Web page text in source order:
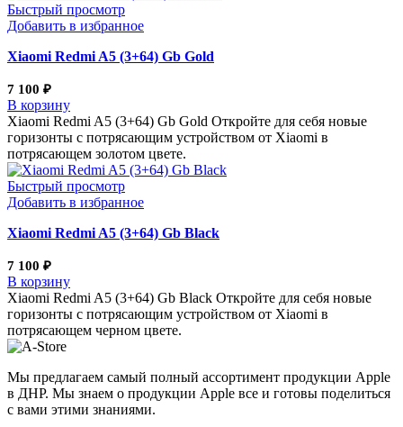
Быстрый просмотр
Добавить в избранное
Xiaomi Redmi A5 (3+64) Gb Gold
7 100 ₽
В корзину
Xiaomi Redmi A5 (3+64) Gb Gold Откройте для себя новые
горизонты с потрясающим устройством от Xiaomi в
потрясающем золотом цвете.
Быстрый просмотр
Добавить в избранное
Xiaomi Redmi A5 (3+64) Gb Black
7 100 ₽
В корзину
Xiaomi Redmi A5 (3+64) Gb Black Откройте для себя новые
горизонты с потрясающим устройством от Xiaomi в
потрясающем черном цвете.
Мы предлагаем самый полный ассортимент продукции Apple
в ДНР. Мы знаем о продукции Apple все и готовы поделиться
с вами этими знаниями.